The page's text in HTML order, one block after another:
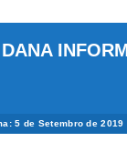
5 de Setembro de 2019